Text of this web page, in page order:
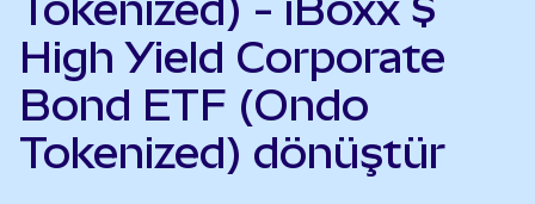
High Yield Corporate
Bond ETF (Ondo
Tokenized) dönüştür